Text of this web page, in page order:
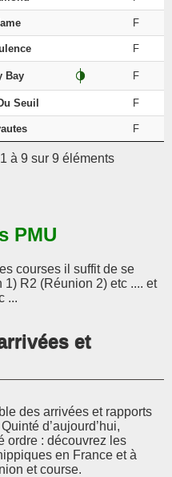
F
F
Bay F
Seuil F
F
à 9 sur 9 éléments
PMU
courses il suffit de se
R2 (Réunion 2) etc .... et
...
et
des arrivées et rapports
d’aujourd’hui,
ordre : découvrez les
en France et à
et course.